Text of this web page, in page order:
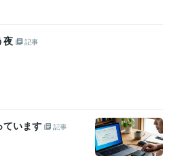
夜
記事
ています
記事